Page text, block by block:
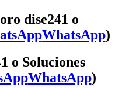
dise241 o
WhatsApp)
o Soluciones
WhatsApp)